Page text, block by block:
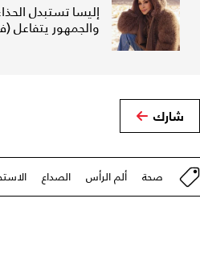
إليسا تستبدل
والجمهور يتفاعل
شارك
صحة ألم الرأس الصداع